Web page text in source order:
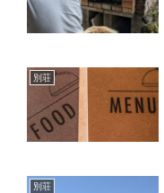
別荘
別荘